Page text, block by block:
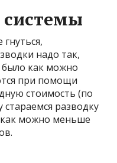
надо так,
как можно
при помощи
стоимость (по
разводку
можно меньше